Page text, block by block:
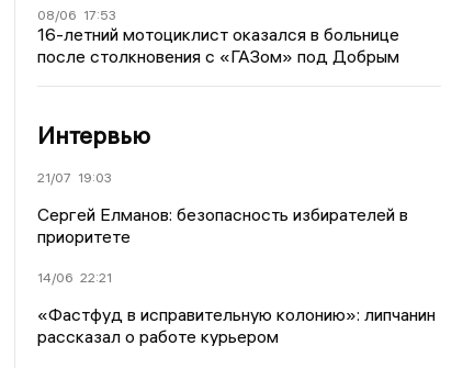
08/06 17:53
16-летний мотоциклист оказался в больнице
после столкновения с «ГАЗом» под Добрым
Интервью
21/07 19:03
Сергей Елманов: безопасность избирателей в
приоритете
14/06 22:21
«Фастфуд в исправительную колонию»: липчанин
рассказал о работе курьером